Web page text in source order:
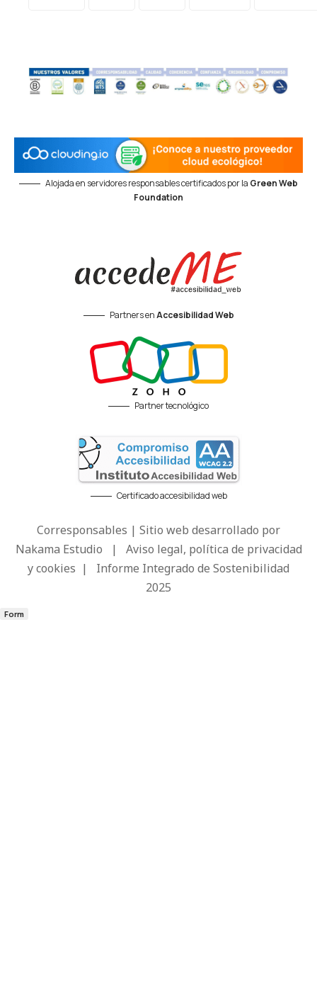
Alojada en servidores responsables certificados por la Green Web
Foundation
Partners enAccesibilidad Web
Partner tecnológico
Certificado accesibilidad web
Corresponsables | Sitio web desarrollado por
Nakama Estudio | Aviso legal, política de privacidad
y cookies | Informe Integrado de Sostenibilidad
2025
Form